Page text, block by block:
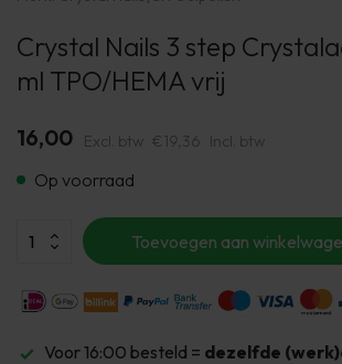
Crystal Nails 3 step
ml TPO/HEMA vrij
16,00 Excl. btw €19,36 Incl. btw
Op voorraad
Toevoegen aan
Voor 16:00 besteld = dezelfde